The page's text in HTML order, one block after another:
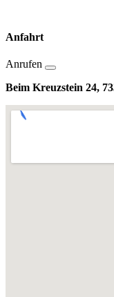
Anfahrt
Anrufen
Beim Kreuzstein 24,